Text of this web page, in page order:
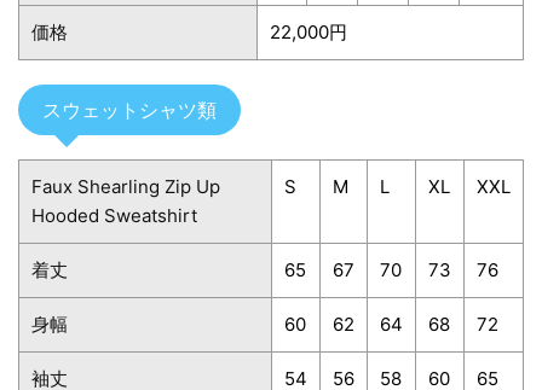
価格 22,000円
スウェットシャツ類
Faux Shearling Zip Up
Hooded Sweatshirt
S M L XL XXL
着丈 65 67 70 73 76
身幅 60 62 64 68 72
袖丈 54 56 58 60 65